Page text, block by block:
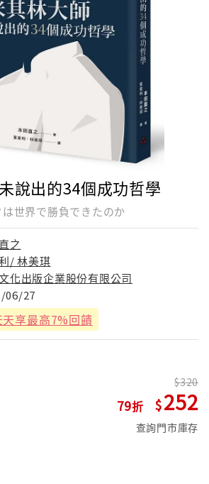
說出的34個成功哲學
世界で勝負できたのか
之
/ 林美琪
化出版企業股份有限公司
06/27
天享最高7%回饋
79
320
252
查詢門市庫存